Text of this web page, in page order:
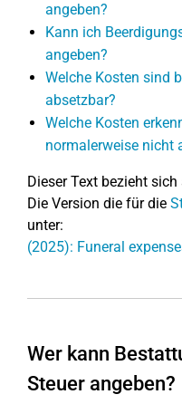
angeben?
Kann ich
angeben?
Welche Kosten sind
absetzbar?
Welche Kosten
normalerweise nicht
Dieser Text bezieht
Die Version die für die
unter:
(2025): Funeral
Wer kann
Steuer angeben?